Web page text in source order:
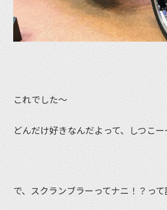
これでした〜
どんだけ好きなんだよって、しつこー
で、スクランブラーってナニ！？って